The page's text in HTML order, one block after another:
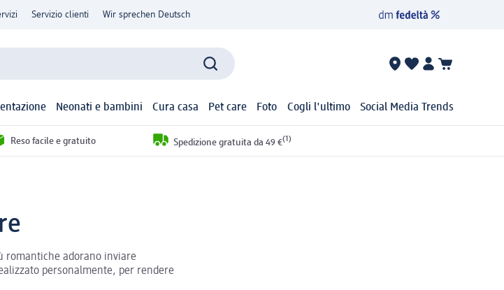
Servizio clienti Wir sprechen Deutsch
Neonati e bambini Cura casa Pet care Foto Cogli l'ultimo Social Media Trends
Reso facile e gratuito Spedizione gratuita da 49 €(1)
romantiche adorano inviare
personalmente, per rendere